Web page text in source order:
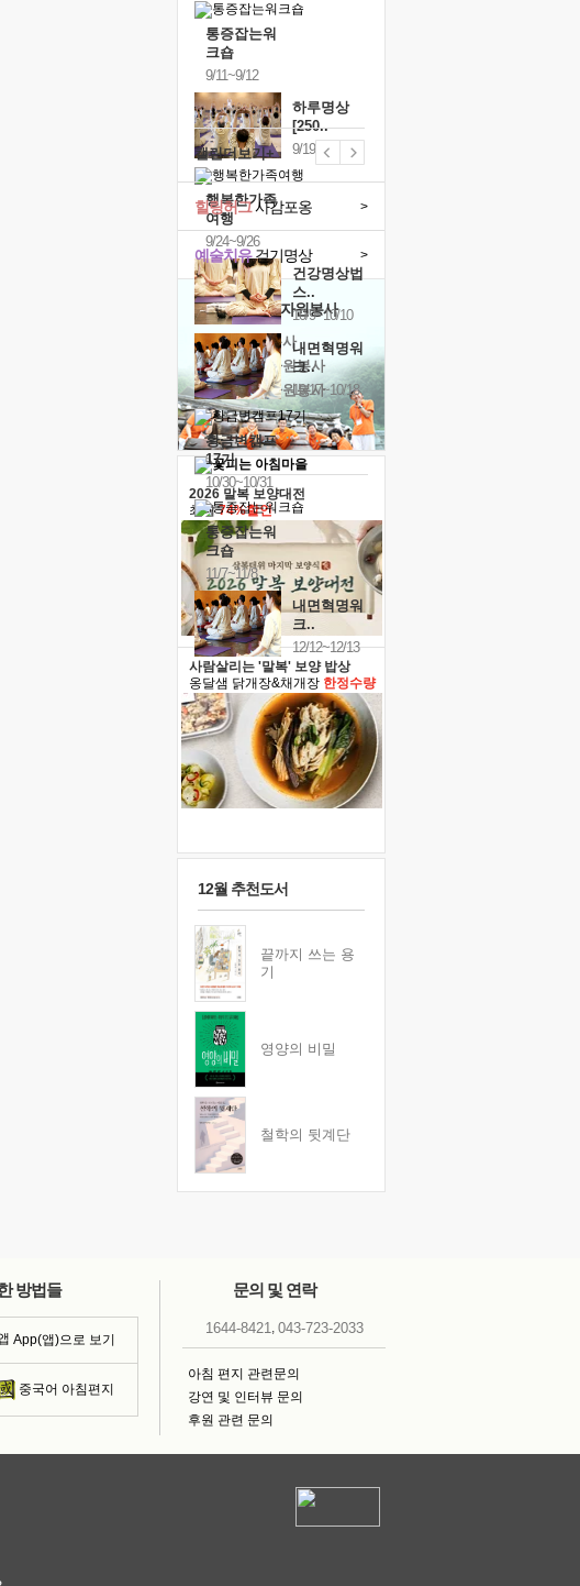
통증잡는워
크숍
9/11~9/12
하루명상
[250..
9/19
행복한가족
여행
9/24~9/26
건강명상법
스..
10/9~10/10
내면혁명워
크..
10/17~10/18
황금변캠프
17기
10/30~10/31
통증잡는워
크숍
11/7~11/8
내면혁명워
크..
12/12~12/13
캘린더보기+
예술치유걷기명상 >
힐링허그사감포옹 >
'옹달샘의 꽃'자원봉사
· 청년 자원봉사
· 금빛청년 자원봉사
· 음식연구 자원봉사
2026 말복 보양대전
최대74%할인
사람살리는 '말복' 보양 밥상
옹달샘 닭개장&채개장 한정수량
12월 추천도서
끝까지 쓰는 용
기
영양의 비밀
철학의 뒷계단
방법들
App(앱)으로 보기
중국어 아침편지
문의 및 연락
1644-8421, 043-723-2033
아침 편지 관련문의
강연 및 인터뷰 문의
후원 관련 문의